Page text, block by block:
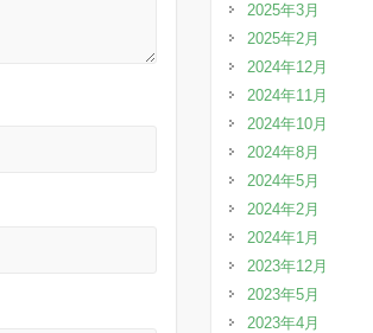
2025年3月
2025年2月
2024年12月
2024年11月
2024年10月
2024年8月
2024年5月
2024年2月
2024年1月
2023年12月
2023年5月
2023年4月